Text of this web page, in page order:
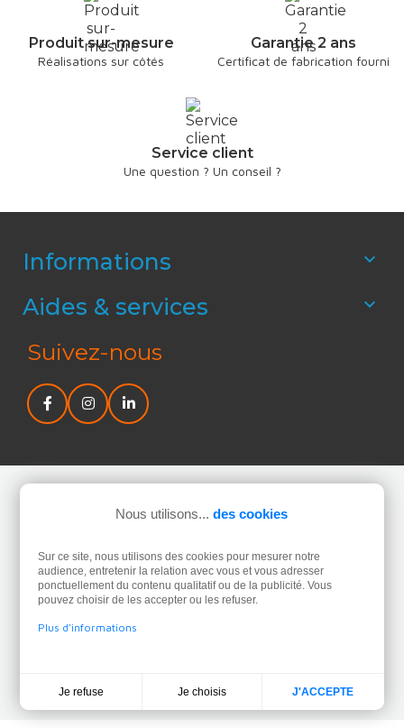
Produit sur-mesure
Réalisations sur côtés
Garantie 2 ans
Certificat de fabrication fourni
Service client
Une question ? Un conseil ?
Informations 
Aides & services 
Suivez-nous
J’accepte la politique de confidentialité concernant
l’utilisation de mes données personnelles.Lire la politique
de confidentialité.
Nous utilisons... des cookies
Sur ce site, nous utilisons des cookies pour mesurer notre
audience, entretenir la relation avec vous et vous adresser
ponctuellement du contenu qualitatif ou de la publicité. Vous
pouvez choisir de les accepter ou les refuser.
Plus d'informations
Je refuse Je choisis J'ACCEPTE